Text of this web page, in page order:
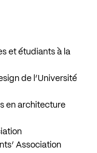
et étudiants à la
de l’Université
en architecture
Association